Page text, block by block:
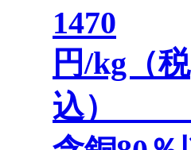
1470
円/kg（税
込